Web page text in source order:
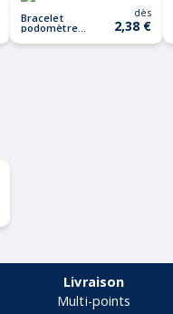
Bracelet
podomètre
BRATARA
dès
2,38 €
Livraison
Multi-points